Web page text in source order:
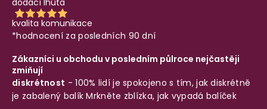
kvalita komunikace
*hodnocení za posledních 90 dní
Zákazníci u obchodu v posledním půlroce nejčastěji
zmiňují
diskrétnost - 100% lidí je spokojeno s tím, jak diskrétně
je zabalený balíkMrkněte zblízka, jak vypadá balíček